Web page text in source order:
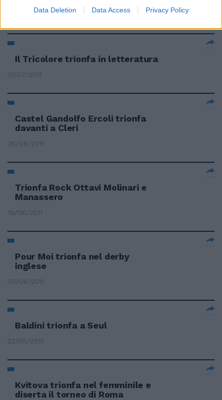
Data Deletion Data Access Privacy Policy
31/07/2011
Il Tricolore trionfa in letteratura
31/07/2011
Castel Gandolfo Ercoli trionfa
davanti a Cleri
26/06/2011
Trionfa Rock Ottavi Molinari e
Manassero
19/06/2011
Pour Moi trionfa nel derby
inglese
05/06/2011
Baldini trionfa a Seul
22/05/2011
Kvitova trionfa nel femminile e
diserta il torneo di Roma